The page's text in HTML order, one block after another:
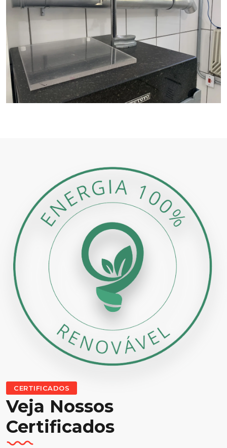
CERTIFICADOS
Veja Nossos
Certificados